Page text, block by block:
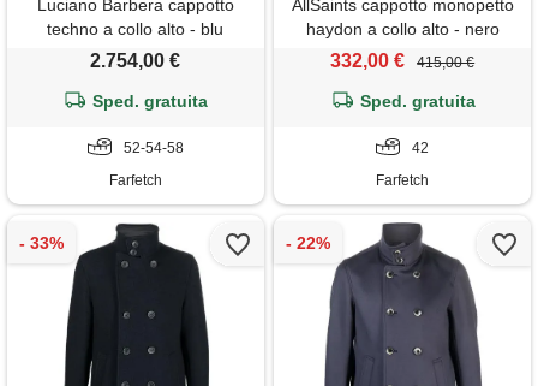
Luciano Barbera cappotto
techno a collo alto - blu
2.754,00 €
Sped. gratuita
52-54-58
Farfetch
AllSaints cappotto monopetto
haydon a collo alto - nero
332,00 € 415,00 €
Sped. gratuita
42
Farfetch